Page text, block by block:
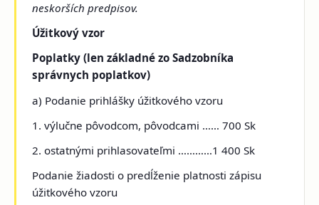
neskorších predpisov.
Úžitkový vzor
Poplatky (len základné zo Sadzobníka
správnych poplatkov)
a) Podanie prihlášky úžitkového vzoru
1. výlučne pôvodcom, pôvodcami …… 700 Sk
2. ostatnými prihlasovateľmi …………1 400 Sk
Podanie žiadosti o predĺženie platnosti zápisu
úžitkového vzoru